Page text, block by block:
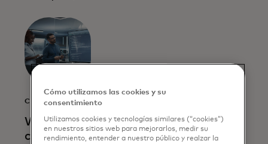
CUENTO
When
combatting
Cómo utilizamos las cookies y su
consentimiento
Utilizamos cookies y tecnologías similares (“cookies”)
en nuestros sitios web para mejorarlos, medir su
rendimiento, entender a nuestro público y realzar la